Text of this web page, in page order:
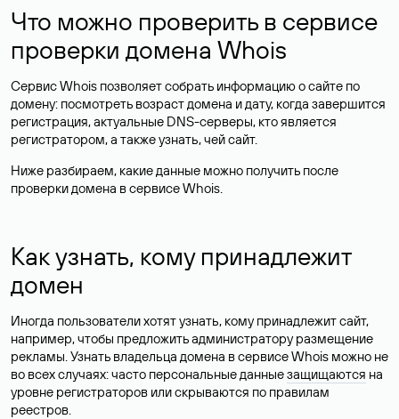
Что можно проверить в сервисе
проверки домена Whois
Сервис Whois позволяет собрать информацию о сайте по
домену: посмотреть возраст домена и дату, когда завершится
регистрация, актуальные DNS-серверы, кто является
регистратором, а также узнать, чей сайт.
Ниже разбираем, какие данные можно получить после
проверки домена в сервисе Whois.
Как узнать, кому принадлежит
домен
Иногда пользователи хотят узнать, кому принадлежит сайт,
например, чтобы предложить администратору размещение
рекламы. Узнать владельца домена в сервисе Whois можно не
во всех случаях: часто персональные данныезащищаются на
уровне регистраторов или скрываются по правилам
реестров.